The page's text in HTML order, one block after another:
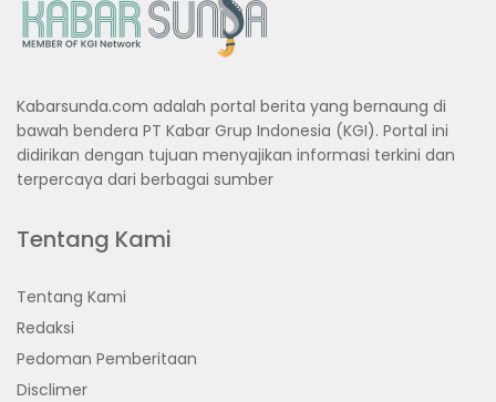
Kabarsunda.com adalah portal berita yang bernaung di
bawah bendera PT Kabar Grup Indonesia (KGI). Portal ini
didirikan dengan tujuan menyajikan informasi terkini dan
terpercaya dari berbagai sumber
Tentang Kami
Tentang Kami
Redaksi
Pedoman Pemberitaan
Disclimer